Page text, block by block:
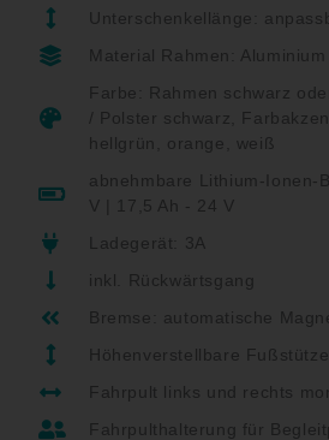
Unterschenkellänge:
Material Rahmen: Aluminium
Farbe: Rahmen schwarz
/ Polster schwarz,
hellgrün, orange, weiß
abnehmbare Lithium-Ionen-
V | 17,5 Ah - 24 V
Ladegerät: 3A
inkl. Rückwärtsgang
Bremse: automatische
Höhenverstellbare
Fahrpult links und rechts
Fahrpulthalterung für